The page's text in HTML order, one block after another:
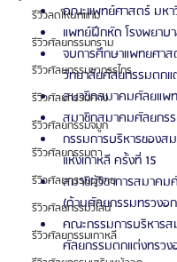
รีวิวลดโหนกแก้ม
รีวิวศัลยกรรมกราม
รีวิวศัลยกรรมขากรรไกร
รีวิวศัลยกรรมคาง
รีวิวศัลยกรรมจมูก
รีวิวศัลยกรรมตา
รีวิวศัลยกรรมผู้ชาย
รีวิวศัลยกรรมวีไลน์
รีวิวศัลยกรรมเกาหลี
คณะแพทย์ศาสตร์ มหา
แพทย์ฝึกหัด โรงพยาบ
จบการศึกษาแพทยศา
วิทยาลัยศัลยกรรมตก
สมาชิกสมาคมศัลยแพท
สมาชิกสมาคมศัลยกรร
กรรมการบริหารของ
แห่งเกาหลี ครั้งที่ 15
สมาชิกวิชาการสมาคม
(ด้านศัลยกรรมทรวงอ
คณะกรรมการบริหาร
ศัลยกรรมตกแต่งทรวง